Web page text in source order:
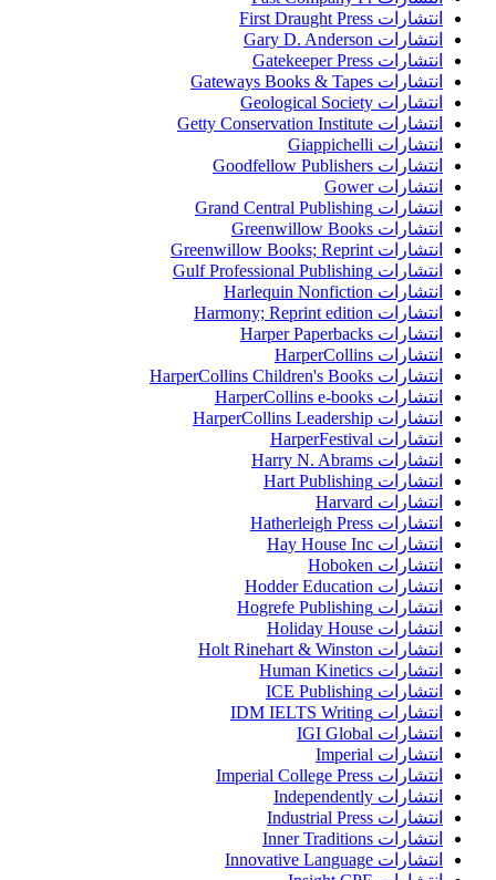
انتشارات First Draught Press
انتشارات Gary D. Anderson
انتشارات Gatekeeper Press
انتشارات Gateways Books & Tapes
انتشارات Geological Society
انتشارات Getty Conservation Institute
انتشارات Giappichelli
انتشارات Goodfellow Publishers
انتشارات Gower
انتشارات Grand Central Publishing
انتشارات Greenwillow Books
انتشارات Greenwillow Books; Reprint
انتشارات Gulf Professional Publishing
انتشارات Harlequin Nonfiction
انتشارات Harmony; Reprint edition
انتشارات Harper Paperbacks
انتشارات HarperCollins
انتشارات HarperCollins Children's Books
انتشارات HarperCollins e-books
انتشارات HarperCollins Leadership
انتشارات HarperFestival
انتشارات Harry N. Abrams
انتشارات Hart Publishing
انتشارات Harvard
انتشارات Hatherleigh Press
انتشارات Hay House Inc
انتشارات Hoboken
انتشارات Hodder Education
انتشارات Hogrefe Publishing
انتشارات Holiday House
انتشارات Holt Rinehart & Winston
انتشارات Human Kinetics
انتشارات ICE Publishing
انتشارات IDM IELTS Writing
انتشارات IGI Global
انتشارات Imperial
انتشارات Imperial College Press
انتشارات Independently
انتشارات Industrial Press
انتشارات Inner Traditions
انتشارات Innovative Language